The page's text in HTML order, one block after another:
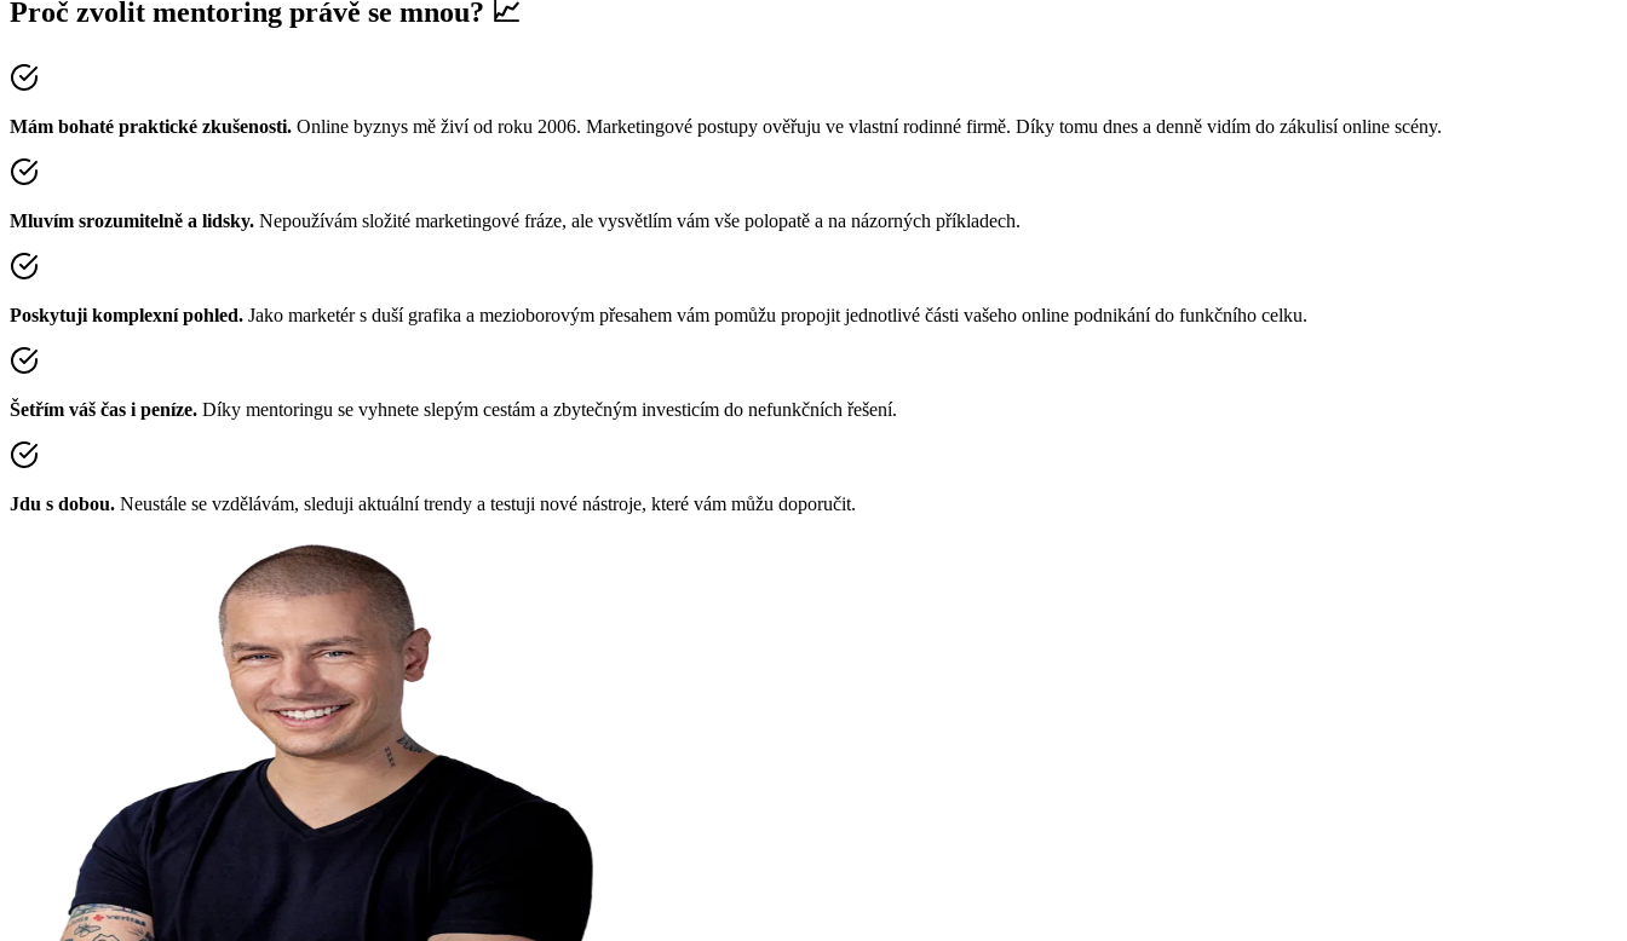
Proč zvolit mentoring právě se mnou? 📈
Mám bohaté praktické zkušenosti. Online byznys mě živí od roku 2006. Marketingové postupy ověřuju ve vlastní rodinné firmě. Díky tomu dnes a denně vidím do zákulisí online scény.
Mluvím srozumitelně a lidsky. Nepoužívám složité marketingové fráze, ale vysvětlím vám vše polopatě a na názorných příkladech.
Poskytuji komplexní pohled. Jako marketér s duší grafika a mezioborovým přesahem vám pomůžu propojit jednotlivé části vašeho online podnikání do funkčního celku.
Šetřím váš čas i peníze. Díky mentoringu se vyhnete slepým cestám a zbytečným investicím do nefunkčních řešení.
Jdu s dobou. Neustále se vzdělávám, sleduji aktuální trendy a testuji nové nástroje, které vám můžu doporučit.